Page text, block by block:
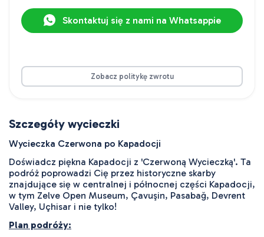
Skontaktuj się z nami na Whatsappie
Zobacz politykę zwrotu
Szczegóły wycieczki
Wycieczka Czerwona po Kapadocji
Doświadcz piękna Kapadocji z 'Czerwoną Wycieczką'. Ta
podróż poprowadzi Cię przez historyczne skarby
znajdujące się w centralnej i północnej części Kapadocji,
w tym Zelve Open Museum, Çavuşin, Pasabağ, Devrent
Valley, Uçhisar i nie tylko!
Plan podróży: